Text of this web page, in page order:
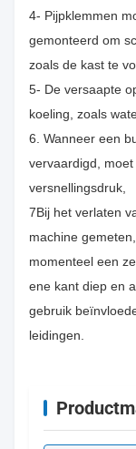
4- Pijpklemmen
gemonteerd om
zoals de kast te
5- De versaapte
koeling, zoals
6. Wanneer een
vervaardigd,
versnellingsdruk,
7Bij het verlaten
machine
momenteel een
ene kant diep en
gebruik
leidingen.